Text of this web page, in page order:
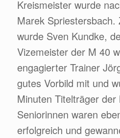
Kreismeister wurde
Marek Spriestersbach.
wurde Sven Kundke,
Vizemeister der M 40
engagierter Trainer
gutes Vorbild mit und
Minuten Titelträger
Seniorinnen waren
erfolgreich und